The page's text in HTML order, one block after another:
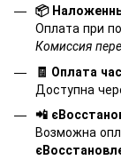
📦
Оплата при
Комиссия
🧾 Оплата
Доступна
📲
Возможна